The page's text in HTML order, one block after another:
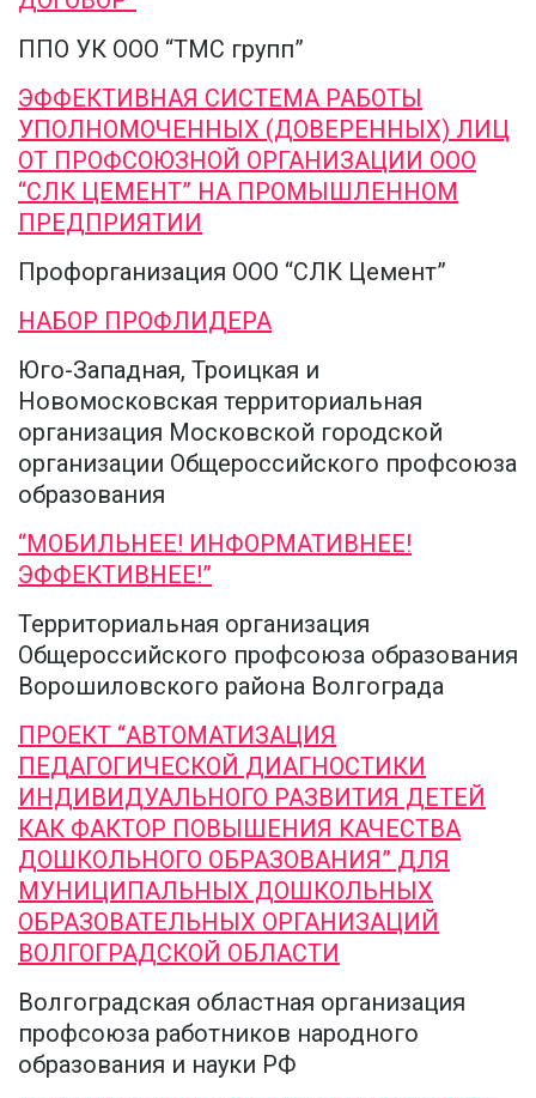
ППО УК ООО “ТМС групп”
ЭФФЕКТИВНАЯ СИСТЕМА РАБОТЫ
УПОЛНОМОЧЕННЫХ (ДОВЕРЕННЫХ) ЛИЦ
ОТ ПРОФСОЮЗНОЙ ОРГАНИЗАЦИИ ООО
“СЛК ЦЕМЕНТ” НА ПРОМЫШЛЕННОМ
ПРЕДПРИЯТИИ
Профорганизация ООО “СЛК Цемент”
НАБОР ПРОФЛИДЕРА
Юго-Западная, Троицкая и
Новомосковская территориальная
организация Московской городской
организации Общероссийского профсоюза
образования
“МОБИЛЬНЕЕ! ИНФОРМАТИВНЕЕ!
ЭФФЕКТИВНЕЕ!”
Территориальная организация
Общероссийского профсоюза образования
Ворошиловского района Волгограда
ПРОЕКТ “АВТОМАТИЗАЦИЯ
ПЕДАГОГИЧЕСКОЙ ДИАГНОСТИКИ
ИНДИВИДУАЛЬНОГО РАЗВИТИЯ ДЕТЕЙ
КАК ФАКТОР ПОВЫШЕНИЯ КАЧЕСТВА
ДОШКОЛЬНОГО ОБРАЗОВАНИЯ” ДЛЯ
МУНИЦИПАЛЬНЫХ ДОШКОЛЬНЫХ
ОБРАЗОВАТЕЛЬНЫХ ОРГАНИЗАЦИЙ
ВОЛГОГРАДСКОЙ ОБЛАСТИ
Волгоградская областная организация
профсоюза работников народного
образования и науки РФ